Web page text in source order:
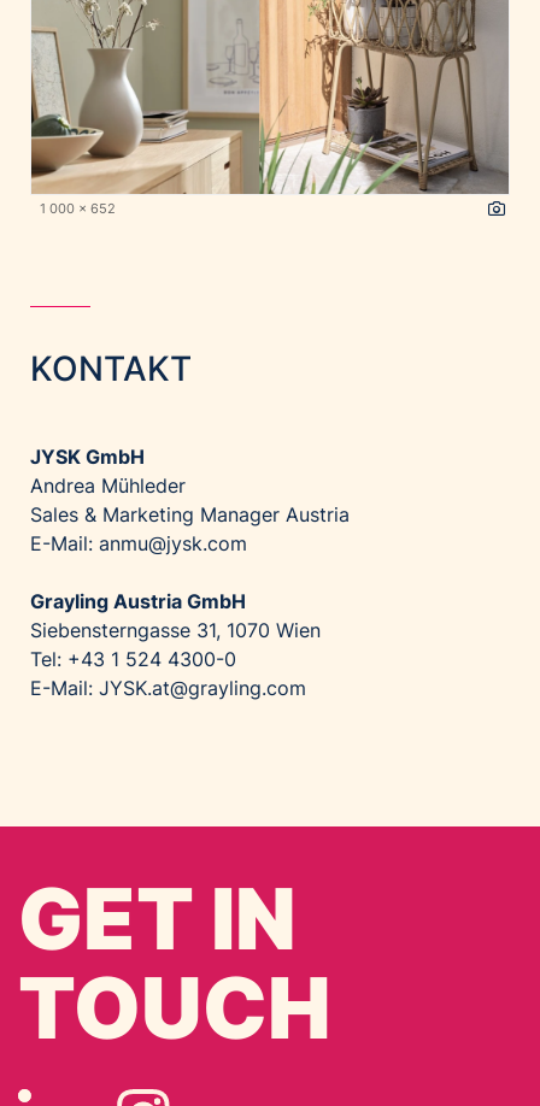
1 000 x 652
KONTAKT
JYSK GmbH
Andrea Mühleder
Sales & Marketing Manager Austria
E-Mail: anmu@jysk.com
Grayling Austria GmbH
Siebensterngasse 31, 1070 Wien
Tel: +43 1 524 4300-0
E-Mail: JYSK.at@grayling.com
GET IN
TOUCH